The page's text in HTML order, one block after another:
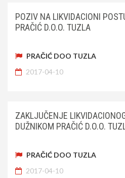
POZIV NA LIKVIDACIONI
PRAČIĆ D.O.O. TUZLA
PRAČIĆ DOO TUZLA
2017-04-10
ZAKLJUČENJE
DUŽNIKOM PRAČIĆ D.O.O.
PRAČIĆ DOO TUZLA
2017-04-10